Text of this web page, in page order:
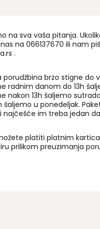
na sva vaša pitanja.
na 066137670 ili nam
.
brzo stigne do
radnim danom do 13h
nakon 13h šaljemo
u ponedeljak.
i najčešće im treba jedan
platiti platnim
prilikom preuzimanja